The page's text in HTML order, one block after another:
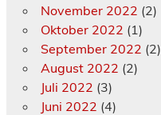
November 2022 (2)
Oktober 2022 (1)
September 2022 (2)
August 2022 (2)
Juli 2022 (3)
Juni 2022 (4)